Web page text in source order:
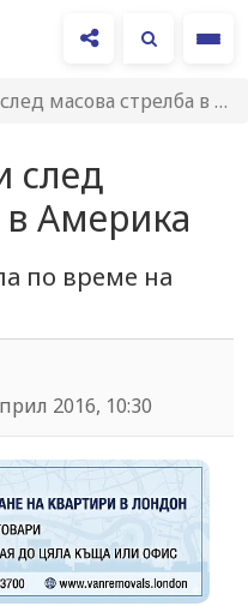
стрелба в Америка
след
в Америка
по време на
2016, 10:30